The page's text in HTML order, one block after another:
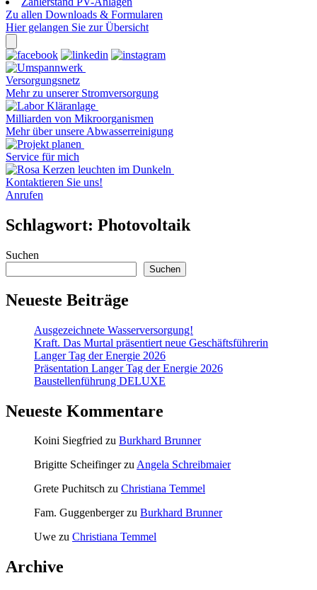
Zu allen Downloads & Formularen
Hier gelangen Sie zur Übersicht
Versorgungsnetz
Mehr zu unserer Stromversorgung
Milliarden von Mikroorganismen
Mehr über unsere Abwasserreinigung
Service für mich
Kontaktieren Sie uns!
Anrufen
Schlagwort: Photovoltaik
Suchen
Suchen
Neueste Beiträge
Ausgezeichnete Wasserversorgung!
Kraft. Das Murtal präsentiert neue Geschäftsführerin
Langer Tag der Energie 2026
Präsentation Langer Tag der Energie 2026
Baustellenführung DELUXE
Neueste Kommentare
Koini Siegfried zu Burkhard Brunner
Brigitte ScheifingerzuAngela Schreibmaier
Grete Puchitsch zu Christiana Temmel
Fam. Guggenbergerzu Burkhard Brunner
Uwe zu Christiana Temmel
Archive